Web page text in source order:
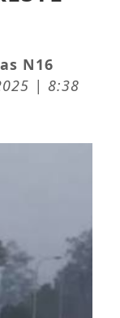
N16
| 8:38